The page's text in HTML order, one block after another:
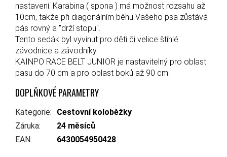
nastavení. Karabina ( spona ) má možnost rozsahu až
10cm, takže při diagonálním běhu Vašeho psa zůstává
pás rovný a "drží stopu".
Tento sedák byl vyvinut pro děti či velice štíhlé
závodnice a závodníky.
KAINPO RACE BELT JUNIOR je nastavitelný pro oblast
pasu do 70 cm a pro oblast boků až 90 cm.
DOPLŇKOVÉ PARAMETRY
Kategorie:
Cestovní koloběžky
Záruka:
24 měsíců
EAN: 6430054950428